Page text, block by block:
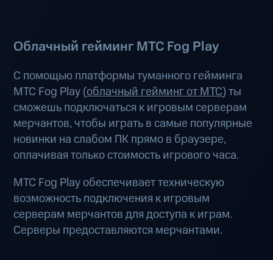
Облачный гейминг МТС Fog Play
С помощью платформы туманного гейминга
МТС Fog Play (облачный гейминг от МТС) ты
сможешь подключаться к игровым серверам
мерчантов, чтобы играть в самые популярные
новинки на слабом ПК прямо в браузере,
оплачивая только стоимость игрового часа.
МТС Fog Play обеспечивает техническую
возможность подключения к игровым
серверам мерчантов для доступа к играм.
Серверы предоставляются мерчантами.